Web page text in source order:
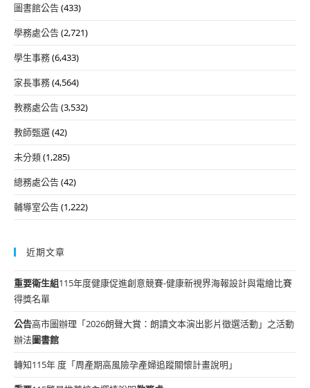
圖書館公告(433)
學務處公告(2,721)
學生事務(6,433)
家長事務(4,564)
教務處公告(3,532)
教師甄選(42)
未分類(1,285)
總務處公告(42)
輔導室公告(1,222)
近期文章
重要衛生組115年度健康促進創意競賽-健康新視界海報設計與電繪比賽
得獎名單
公告高市圖辦理「2026朗聲大賞：朗讀文本演出影片徵選活動」之活動
辦法圖書館
轉知115年 度「周產期高風險孕產婦追蹤關懷計畫說明」